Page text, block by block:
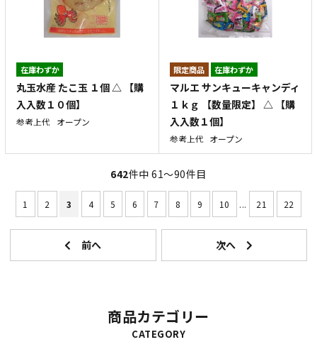
在庫わずか
丸玉水産 たこ玉 １個 △ 【購
入入数１０個】
参考上代 オープン
在庫わずか
マルエ サンキューキャンディ
１ｋｇ 【数量限定】 △ 【購
入入数１個】
参考上代 オープン
642件中 61〜90件目
1 2 3 4 5 6 7 8 9 10 ... 21 22
商品カテゴリー
CATEGORY